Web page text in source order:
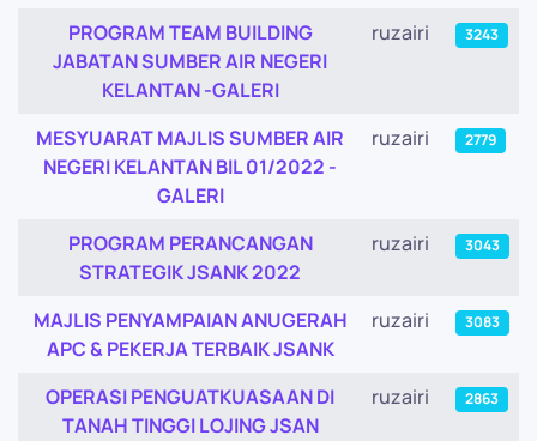
PROGRAM TEAM BUILDING
JABATAN SUMBER AIR NEGERI
KELANTAN -GALERI
ruzairi 3243
MESYUARAT MAJLIS SUMBER AIR
NEGERI KELANTAN BIL 01/2022 -
GALERI
ruzairi 2779
PROGRAM PERANCANGAN
STRATEGIK JSANK 2022
ruzairi 3043
MAJLIS PENYAMPAIAN ANUGERAH
APC & PEKERJA TERBAIK JSANK
ruzairi 3083
OPERASI PENGUATKUASAAN DI
TANAH TINGGI LOJING JSAN
ruzairi 2863